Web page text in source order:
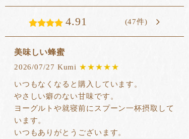
4.91 (47件)
美味しい蜂蜜
2026/07/27 Kumi ★★★★★
いつもなくなると購入しています。
やさしい癖のない甘味です。
ヨーグルトや就寝前にスプーン一杯摂取して
います。
いつもありがとうございます。